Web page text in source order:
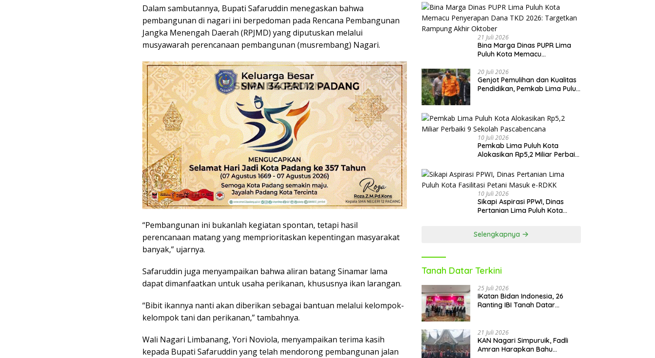
Dalam sambutannya, Bupati Safaruddin menegaskan bahwa
pembangunan di nagari ini berpedoman pada Rencana Pembangunan
Jangka Menengah Daerah (RPJMD) yang diputuskan melalui
musyawarah perencanaan pembangunan (musrembang) Nagari.
“Pembangunan ini bukanlah kegiatan spontan, tetapi hasil
perencanaan matang yang memprioritaskan kepentingan masyarakat
banyak,” ujarnya.
Safaruddin juga menyampaikan bahwa aliran batang Sinamar lama
dapat dimanfaatkan untuk usaha perikanan, khususnya ikan larangan.
“Bibit ikannya nanti akan diberikan sebagai bantuan melalui kelompok-
kelompok tani dan perikanan,” tambahnya.
Wali Nagari Limbanang, Yori Noviola, menyampaikan terima kasih
kepada Bupati Safaruddin yang telah mendorong pembangunan jalan
Kadisdikbud Lima Puluh Kota
Optimis Bawa Perubahan Maju
21 Juli 2026
Bina Marga Dinas PUPR Lima
Puluh Kota Memacu
Targetkan Rampung Akhir
Oktober
20 Juli 2026
Genjot Pemulihan dan Kualitas
Pendidikan, Pemkab Lima Puluh
Reguler
10 Juli 2026
Pemkab Lima Puluh Kota
Alokasikan Rp5,2 Miliar Perbaiki
10 Juli 2026
Sikapi Aspirasi PPWI, Dinas
Pertanian Lima Puluh Kota
Selengkapnya
Tanah Datar Terkini
25 Juli 2026
IKatan Bidan Indonesia, 26
Ranting IBI Tanah Datar
21 Juli 2026
KAN Nagari Simpuruik, Fadli
Amran Harapkan Bahu